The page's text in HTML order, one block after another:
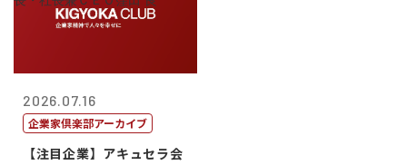
2026.07.16
企業家倶楽部アーカイブ
【注目企業】アキュセラ会